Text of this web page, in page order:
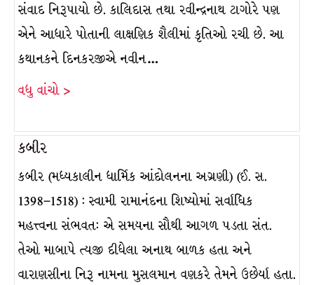
સંવાદ નિરૂપાયો છે. કાલિદાસ તથા રવીન્દ્રનાથ ટાગોરે પણ
એને આધારે પોતાની લાક્ષણિક શૈલીમાં કૃતિઓ રચી છે. આ
કથાનકને દિનકરજીએ નવીન…
વધુ વાંચો >
કબીર
કબીર (મધ્યકાલીન ધાર્મિક આંદોલનના અગ્રણી) (ઈ. સ.
1398–1518) : સ્વામી રામાનંદના શિષ્યોમાં સર્વાધિક
મહત્ત્વના સંભવતઃ એ સમયના સૌથી આગળ પડતા સંત.
તેઓ માબાપે ત્યજી દીધેલા અનાથ બાળક હતા અને
વારાણસીના નિરૂ નામના મુસલમાન વણકરે તેમને ઉછેર્યા હતા.